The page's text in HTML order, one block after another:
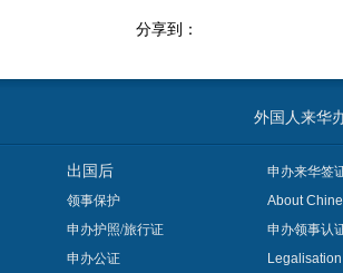
分享到：
外国人来华
出国后
领事保护
申办护照/旅行证
申办公证
申办来华签
About
申办领事认